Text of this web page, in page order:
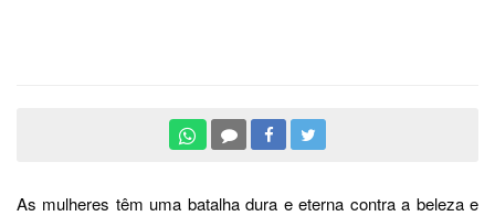
As mulheres têm uma batalha dura e eterna contra a beleza e